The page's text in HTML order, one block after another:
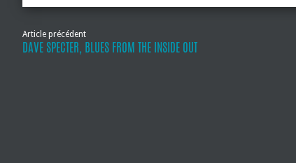
Article précédent
DAVE SPECTER, BLUES FROM THE INSIDE OUT